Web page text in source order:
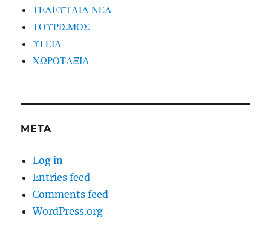
ΤΕΛΕΥΤΑΙΑ ΝΕΑ
ΤΟΥΡΙΣΜΟΣ
ΥΓΕΙΑ
ΧΩΡΟΤΑΞΙΑ
META
Log in
Entries feed
Comments feed
WordPress.org